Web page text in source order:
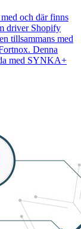
och där finns
driver Shopify
tillsammans med
Denna
med SYNKA+